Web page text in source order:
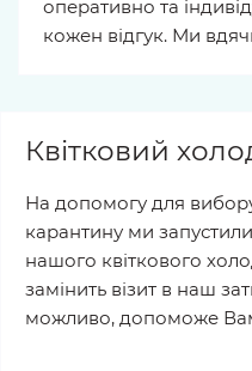
оперативно та
кожен відгук. Ми
Квітковий
На допомогу для вибору
карантину ми
нашого квіткового
замінить візит в наш
можливо, допоможе Вам